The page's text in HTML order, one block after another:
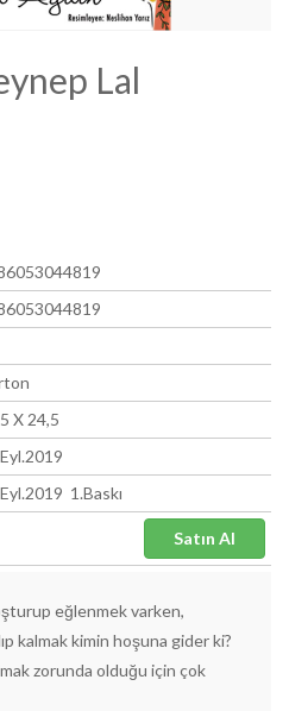
Lal
X 24,5
1.Baskı
eğlenmek varken,
kalmak kimin hoşuna gider ki?
zorunda olduğu için çok